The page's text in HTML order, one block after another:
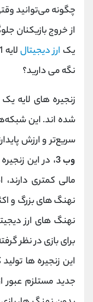
چگونه می‌توانید
از خروج بازیکنان
یک ارز دیجیتال
نگه می دارید؟
زنجیره های لایه
شده اند. این
سریع‌تر و ارزش
وب 3 ، در این
مالی کمتری
نهنگ های ارز
برای بازی در نظر
این زنجیره ها
جدید مستلزم